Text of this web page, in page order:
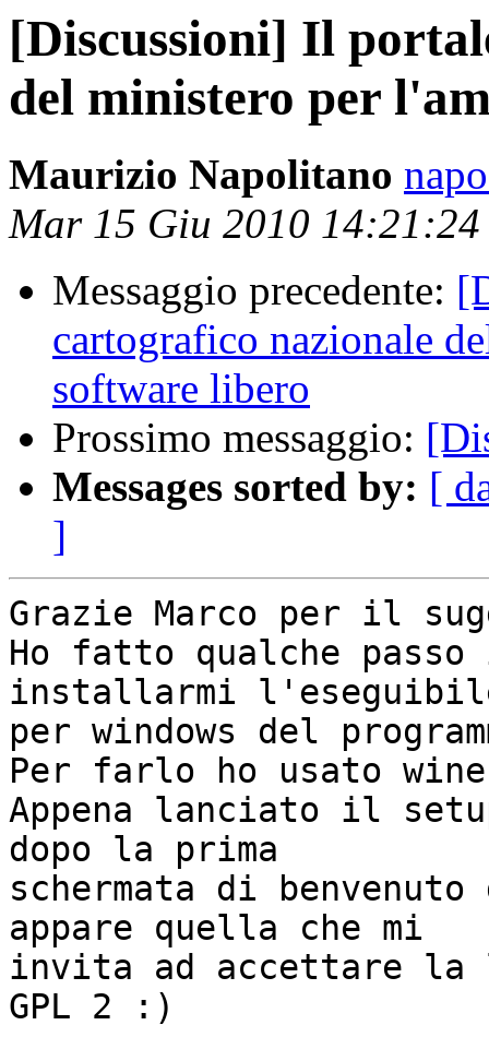
[Discussioni] Il
del ministero per
Maurizio Napolitano
Mar 15 Giu 2010 14:21:24
Messaggio precedente:
cartografico nazionale
software libero
Prossimo messaggio:
Messages sorted by: [
]
Grazie Marco per il
Ho fatto qualche
installarmi
per windows del
Per farlo ho usato
Appena lanciato il
dopo la prima
schermata di
appare quella che mi
invita ad accettare
GPL 2 :)